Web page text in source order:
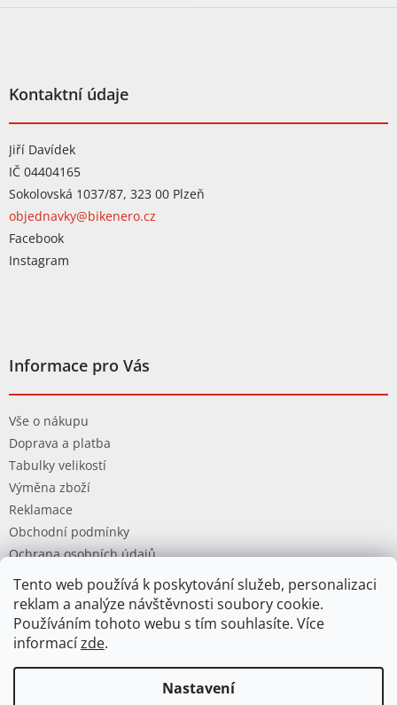
Tento web používá k poskytování služeb, personalizaci
reklam a analýze návštěvnosti soubory cookie.
Používáním tohoto webu s tím souhlasíte. Více
informacízde.
Nastavení
Kontaktní údaje
Jiří Davídek
IČ 04404165
Sokolovská 1037/87, 323 00 Plzeň
objednavky@bikenero.cz
Facebook
Instagram
Informace pro Vás
Vše o nákupu
Doprava a platba
Tabulky velikostí
Výměna zboží
Reklamace
Obchodní podmínky
Ochrana osobních údajů